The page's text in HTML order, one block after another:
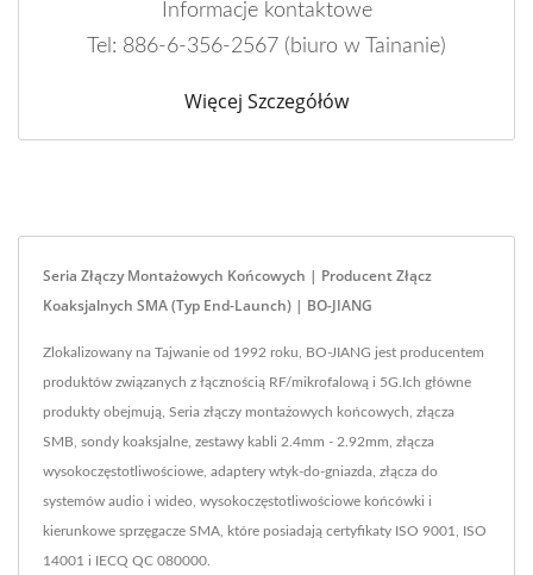
Informacje kontaktowe
Tel: 886-6-356-2567 (biuro w Tainanie)
Więcej Szczegółów
Seria Złączy Montażowych Końcowych | Producent Złącz
Koaksjalnych SMA (typ End-Launch) | BO-JIANG
Zlokalizowany na Tajwanie od 1992 roku, BO-JIANG jest producentem
produktów związanych z łącznością RF/mikrofalową i 5G.Ich główne
produkty obejmują, Seria złączy montażowych końcowych, złącza
SMB, sondy koaksjalne, zestawy kabli 2.4mm - 2.92mm, złącza
wysokoczęstotliwościowe, adaptery wtyk-do-gniazda, złącza do
systemów audio i wideo, wysokoczęstotliwościowe końcówki i
kierunkowe sprzęgacze SMA, które posiadają certyfikaty ISO 9001, ISO
14001 i IECQ QC 080000.